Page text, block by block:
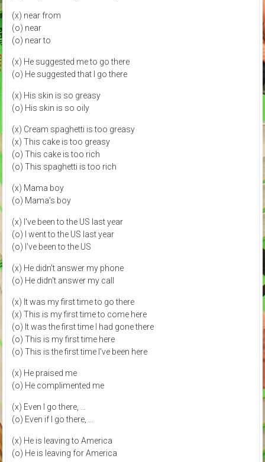
(x) near from
(o) near
(o) near to
(x) He suggested me to go there
(o) He suggested that I go there
(x) His skin is so greasy
(o) His skin is so oily
(x) Cream spaghetti is too greasy
(x) This cake is too greasy
(o) This cake is too rich
(o) This spaghetti is too rich
(x) Mama boy
(o) Mama's boy
(x) I've been to the US last year
(o) I went to the US last year
(o) I've been to the US
(x) He didn't answer my phone
(o) He didn't answer my call
(x) It was my first time to go there
(x) This is my first time to come here
(o) It was the first time I had gone there
(o) This is my first time here
(o) This is the first time I've been here
(x) He praised me
(o) He complimented me
(x) Even I go there, ...
(o) Even if I go there, ...
(x) He is leaving to America
(o) He is leaving for America